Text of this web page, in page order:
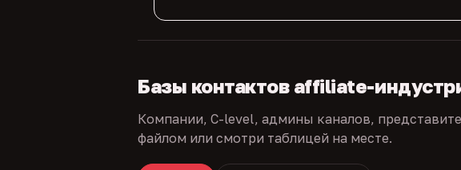
Базы контактов affiliate-
Компании, C-level, админы каналов,
файлом или смотри таблицей на месте.